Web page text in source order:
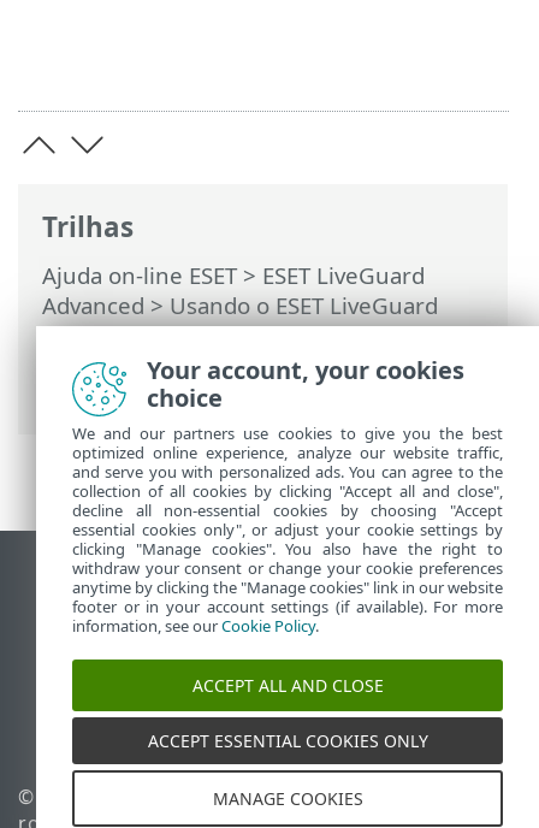
Trilhas
Ajuda on-line ESET> ESET LiveGuard
Advanced>Usando o ESET LiveGuard
Advanced>Usar exclusões para
melhorar o desempenho > Revisar a lista
de arquivos enviados
Ver site para desktop
End of Life
Base de conhecimento ESET
ESET Status Portal
Suporte regional
© 1992 - 2026 ESET, spol. s
Gerenciar cookies
Your account, your cookies
choice
We and our partners use cookies to give you the best
optimized online experience, analyze our website traffic,
and serve you with personalized ads. You can agree to the
collection of all cookies by clicking "Accept all and close",
decline all non-essential cookies by choosing "Accept
essential cookies only", or adjust your cookie settings by
clicking "Manage cookies". You also have the right to
withdraw your consent or change your cookie preferences
anytime by clicking the "Manage cookies" link in our website
footer or in your account settings (if available). For more
information, see ourCookie Policy.
ACCEPT ALL AND CLOSE
ACCEPT ESSENTIAL COOKIES ONLY
MANAGE COOKIES